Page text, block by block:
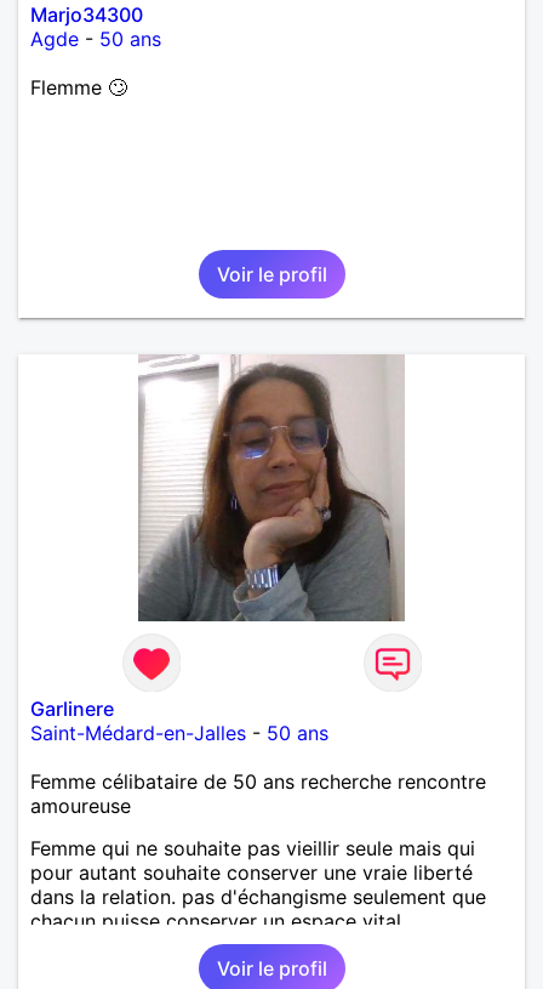
Marjo34300
Agde - 50 ans
Flemme 🙄
Voir le profil
Garlinere
Saint-Médard-en-Jalles - 50 ans
Femme célibataire de 50 ans recherche rencontre
amoureuse
Femme qui ne souhaite pas vieillir seule mais qui
pour autant souhaite conserver une vraie liberté
dans la relation. pas d'échangisme seulement que
chacun puisse conserver un espace vital
Voir le profil